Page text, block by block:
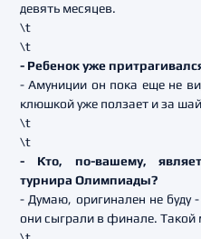
девять месяцев.
\t
\t
- Ребенок уже
- Амуниции он пока еще не
клюшкой уже ползает и за
\t
\t
- Кто, по-вашему,
турнира Олимпиады?
- Думаю, оригинален не буду
они сыграли в финале. Такой